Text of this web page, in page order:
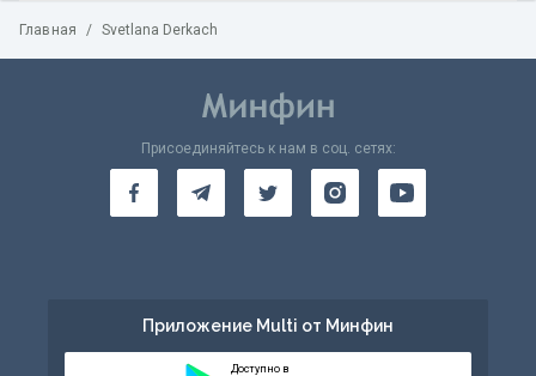
Главная / Svetlana Derkach
Присоединяйтесь к нам в соц. сетях:
Приложение Multi от Минфин
Доступно в